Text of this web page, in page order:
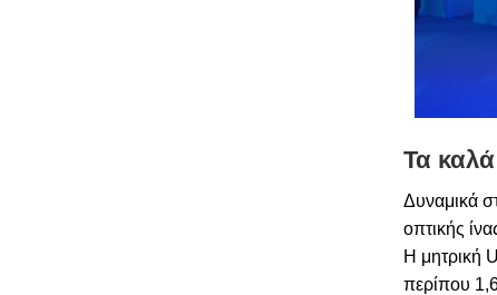
Τα
Δυναμικά
οπτικής
H μητρική
περίπου